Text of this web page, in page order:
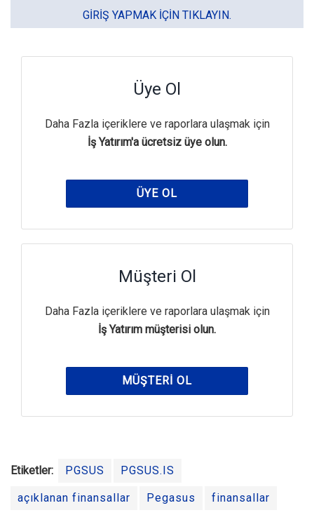
GIRIŞ YAPMAK IÇIN TIKLAYIN.
Üye Ol
Daha Fazla içeriklere ve raporlara ulaşmak için
İş Yatırım'a ücretsiz üye olun.
ÜYE OL
Müşteri Ol
Daha Fazla içeriklere ve raporlara ulaşmak için
İş Yatırım müşterisi olun.
MÜŞTERI OL
Etiketler: PGSUS PGSUS.IS
açıklanan finansallar Pegasus finansallar